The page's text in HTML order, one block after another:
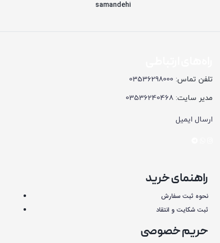
تلفن تماس: 03536298000
مدیر سایت: 03536240468
ارسال ایمیل
راهنمای خرید
نحوه ثبت سفارش
ثبت شکایت و انتقاد
حریم خصوصی